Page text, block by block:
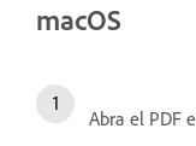
macOS
Abra el PDF